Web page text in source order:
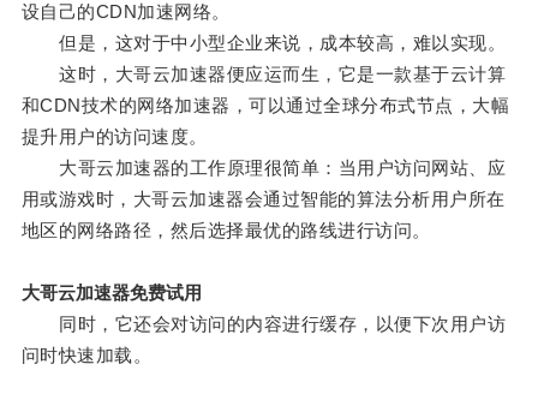
设自己的CDN加速网络。
但是，这对于中小型企业来说，成本较高，难以实现。
这时，大哥云加速器便应运而生，它是一款基于云计算
和CDN技术的网络加速器，可以通过全球分布式节点，大幅
提升用户的访问速度。
大哥云加速器的工作原理很简单：当用户访问网站、应
用或游戏时，大哥云加速器会通过智能的算法分析用户所在
地区的网络路径，然后选择最优的路线进行访问。
大哥云加速器免费试用
同时，它还会对访问的内容进行缓存，以便下次用户访
问时快速加载。